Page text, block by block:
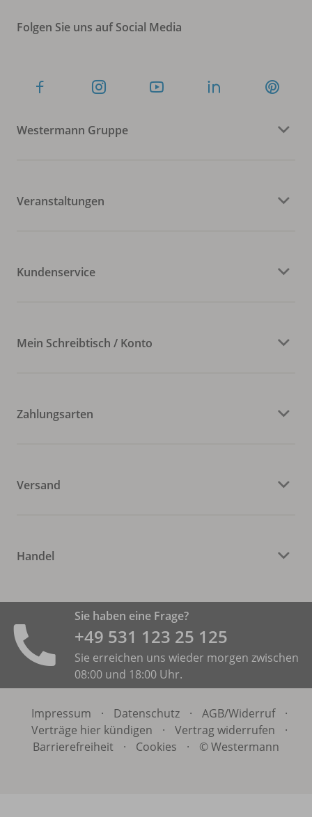
Folgen Sie uns auf Social Media
Westermann Gruppe
Veranstaltungen
Kundenservice
Mein Schreibtisch / Konto
Zahlungsarten
Versand
Handel
Sie haben eine Frage?
+49 531 ­123 25 125
Sie erreichen uns wieder morgen zwischen
08:00 und 18:00 Uhr.
Impressum · Datenschutz · AGB/Widerruf
·
Verträge hier kündigen
· Vertrag widerrufen
·
Barrierefreiheit
· Cookies · © Westermann